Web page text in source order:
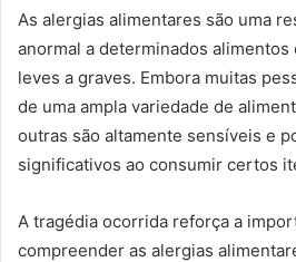
As alergias alimentares são uma
anormal a determinados alimentos
leves a graves. Embora muitas
de uma ampla variedade de
outras são altamente sensíveis e
significativos ao consumir certos
A tragédia ocorrida reforça a
compreender as alergias